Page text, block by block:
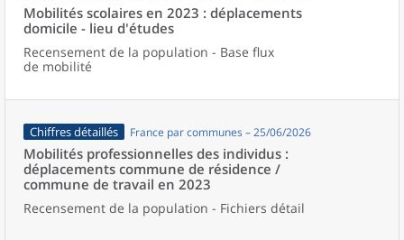
Mobilités scolaires en 2023 : déplacements
domicile - lieu d'études
Recensement de la population - Base flux
de mobilité
Chiffres détaillés France par communes – 25/06/2026
Mobilités professionnelles des individus :
déplacements commune de résidence /
commune de travail en 2023
Recensement de la population - Fichiers détail